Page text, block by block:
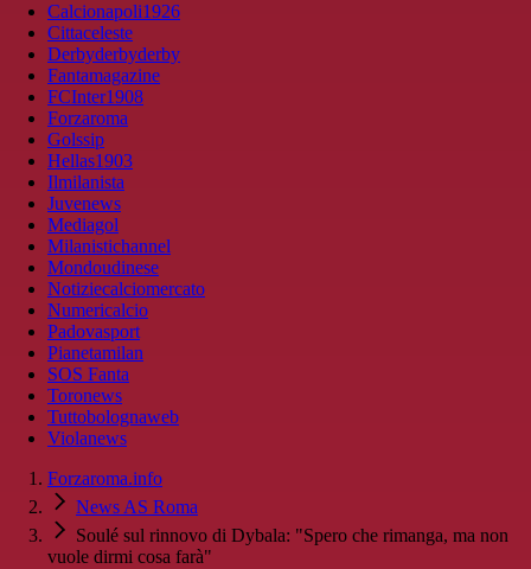
Calcionapoli1926
Cittaceleste
Derbyderbyderby
Fantamagazine
FCInter1908
Forzaroma
Golssip
Hellas1903
Ilmilanista
Juvenews
Mediagol
Milanistichannel
Mondoudinese
Notiziecalciomercato
Numericalcio
Padovasport
Pianetamilan
SOS Fanta
Toronews
Tuttobolognaweb
Violanews
Forzaroma.info
News AS Roma
Soulé sul rinnovo di Dybala: "Spero che rimanga, ma non
vuole dirmi cosa farà"